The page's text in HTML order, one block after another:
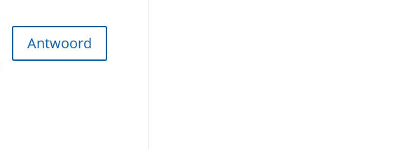
Antwoord